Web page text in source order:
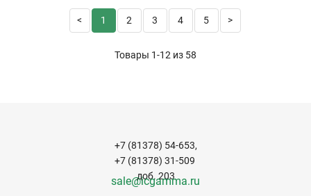
1 2 3 4 5
Товары 1-12 из 58
+7 (81378) 54-653,
+7 (81378) 31-509
доб. 203
sale@icgamma.ru